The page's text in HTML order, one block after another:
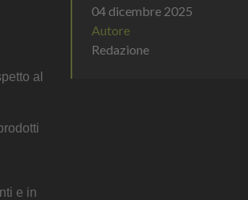
al
e in
04 dicembre 2025
Autore
Redazione